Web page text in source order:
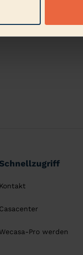
Schnellzugriff
Kontakt
Casacenter
Wecasa-Pro werden